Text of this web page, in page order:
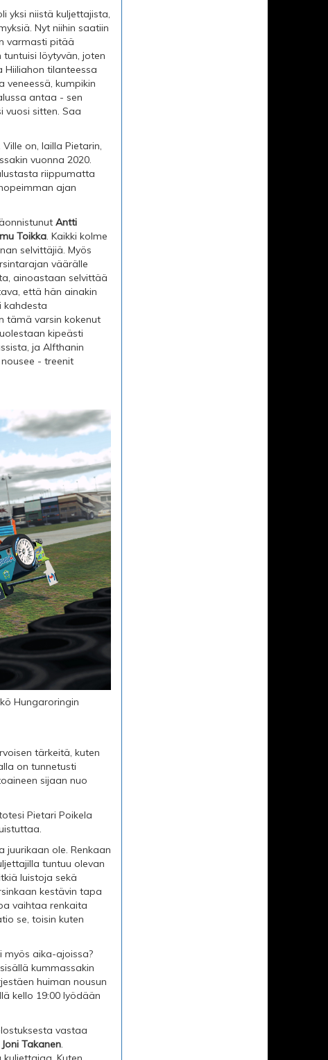
yksi niistä kuljettajista,
Nyt niihin saatiin
varmasti pitää
löytyvän, joten
Hiiliahon tilanteessa
veneessä, kumpikin
antaa - sen
vuosi sitten. Saa
Ville on, lailla Pietarin,
vuonna 2020.
riippumatta
ajan
Antti
Toikka. Kaikki kolme
selvittäjiä. Myös
väärälle
ainoastaan selvittää
että hän ainakin
kahdesta
tämä varsin kokenut
kipeästi
ja Alfthanin
- treenit
Hungaroringin
tärkeitä, kuten
on tunnetusti
sijaan nuo
Pietari Poikela
juurikaan ole. Renkaan
tuntuu olevan
luistoja sekä
kestävin tapa
vaihtaa renkaita
se, toisin kuten
myös aika-ajoissa?
kummassakin
huiman nousun
kello 19:00 lyödään
vastaa
Joni Takanen.